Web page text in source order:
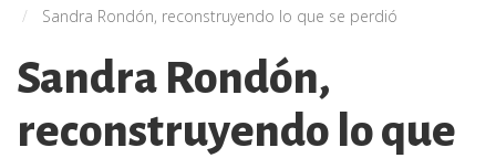
Sandra Rondón, reconstruyendo lo que se perdió
Sandra Rondón,
reconstruyendo lo que